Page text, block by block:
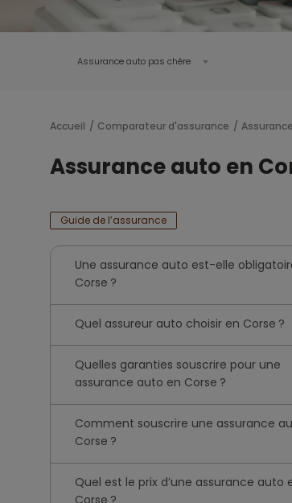
Assurance auto pas chère
Accueil Comparateur d'assurance
Assurance auto en
Guide de l’assurance
Une assurance auto est-elle
Corse ?
Quel assureur auto choisir en Corse ?
Quelles garanties souscrire pour une
assurance auto en Corse ?
Comment souscrire une assurance
Corse ?
Quel est le prix d’une assurance auto
Corse ?